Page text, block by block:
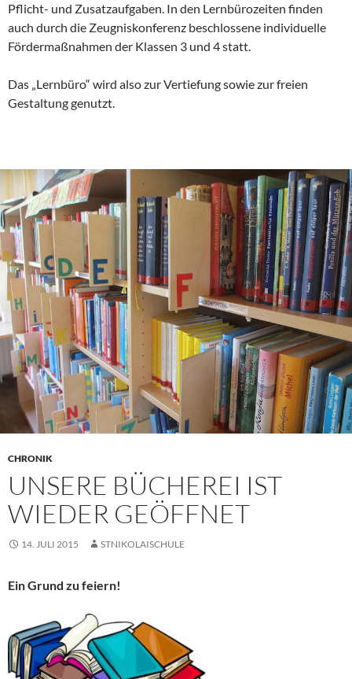
Pflicht- und Zusatzaufgaben. In den Lernbürozeiten finden
auch durch die Zeugniskonferenz beschlossene individuelle
Fördermaßnahmen der Klassen 3 und 4 statt.
Das „Lernbüro“ wird also zur Vertiefung sowie zur freien
Gestaltung genutzt.
CHRONIK
UNSERE BÜCHEREI IST
WIEDER GEÖFFNET
14. JULI 2015 STNIKOLAISCHULE
Ein Grund zu feiern!